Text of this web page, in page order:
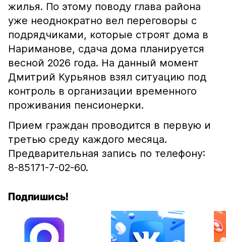
жилья. По этому поводу глава района
уже неоднократно вел переговоры с
подрядчиками, которые строят дома в
Нариманове, сдача дома планируется
весной 2026 года. На данный момент
Дмитрий Курьянов взял ситуацию под
контроль в организации временного
проживания пенсионерки.
Прием граждан проводится в первую и
третью среду каждого месяца.
Предварительная запись по телефону:
8-85171-7-02-60.
Подпишись!